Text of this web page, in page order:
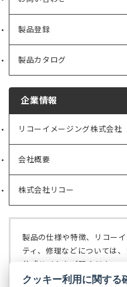
製品登録
製品カタログ
企業情報
リコーイメージング株式会社
（新
タ
ブ
で
開
く）
会社概要
（新
タ
ブ
で
く）
株式会社リコー
（新
ブ
で
開
製品の仕様や特徴、リコー
ティ、修理などについては
公式サイトをご覧ください。
リコーイメージング株式会社
（新
クッキー利用に関する